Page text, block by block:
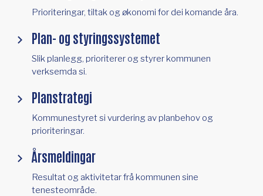
Prioriteringar, tiltak og økonomi for dei komande åra.
Plan- og styringssystemet
Slik planlegg, prioriterer og styrer kommunen
verksemda si.
Planstrategi
Kommunestyret si vurdering av planbehov og
prioriteringar.
Årsmeldingar
Resultat og aktivitetar frå kommunen sine
tenesteområde.